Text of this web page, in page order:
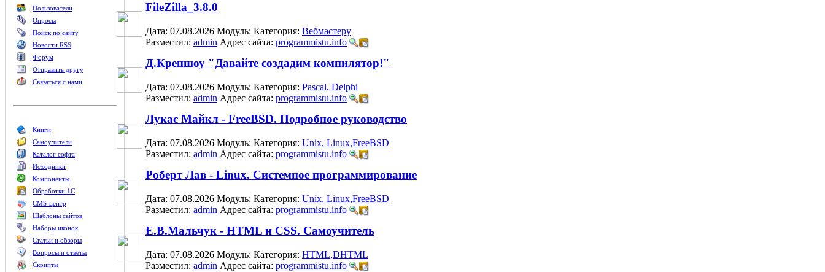
Пользователи
Опросы
Поиск по сайту
Новости RSS
Форум
Отправить другу
Связаться с нами
Книги
Самоучители
Каталог софта
Исходники
Компоненты
Обработки 1С
CMS-центр
Шаблоны сайтов
Наборы иконок
Статьи и обзоры
Вопросы и ответы
Скрипты
FileZilla_3.8.0
Дата: 07.08.2026 Модуль: Категория: Вебмастеру
Разместил: admin Адрес сайта: programmistu.info
Д.Креншоу "Давайте создадим компилятор!"
Дата: 07.08.2026 Модуль: Категория: Pascal, Delphi
Разместил: admin Адрес сайта: programmistu.info
Лукас Майкл - FreeBSD. Подробное руководство
Дата: 07.08.2026 Модуль: Категория: Unix, Linux,FreeBSD
Разместил: admin Адрес сайта: programmistu.info
Роберт Лав - Linux. Системное программирование
Дата: 07.08.2026 Модуль: Категория: Unix, Linux,FreeBSD
Разместил: admin Адрес сайта: programmistu.info
Е.В.Мальчук - HTML и CSS. Самоучитель
Дата: 07.08.2026 Модуль: Категория: HTML,DHTML
Разместил: admin Адрес сайта: programmistu.info